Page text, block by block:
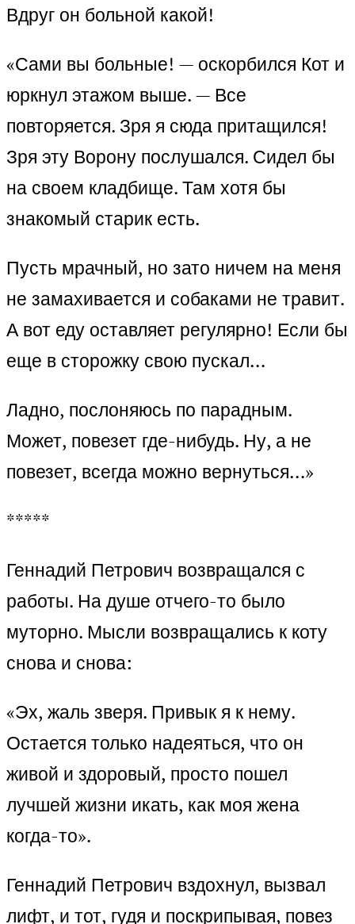
Вдруг он больной какой!
«Сами вы больные! — оскорбился Кот и
юркнул этажом выше. — Все
повторяется. Зря я сюда притащился!
Зря эту Ворону послушался. Сидел бы
на своем кладбище. Там хотя бы
знакомый старик есть.
Пусть мрачный, но зато ничем на меня
не замахивается и собаками не травит.
А вот еду оставляет регулярно! Если бы
еще в сторожку свою пускал…
Ладно, послоняюсь по парадным.
Может, повезет где-нибудь. Ну, а не
повезет, всегда можно вернуться…»
*****
Геннадий Петрович возвращался с
работы. На душе отчего-то было
муторно. Мысли возвращались к коту
снова и снова:
«Эх, жаль зверя. Привык я к нему.
Остается только надеяться, что он
живой и здоровый, просто пошел
лучшей жизни икать, как моя жена
когда-то».
Геннадий Петрович вздохнул, вызвал
лифт, и тот, гудя и поскрипывая, повез